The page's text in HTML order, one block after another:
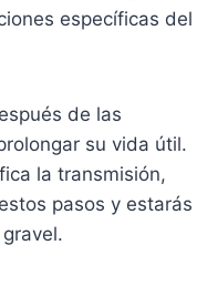
específicas del
de las
su vida útil.
la transmisión,
pasos y estarás